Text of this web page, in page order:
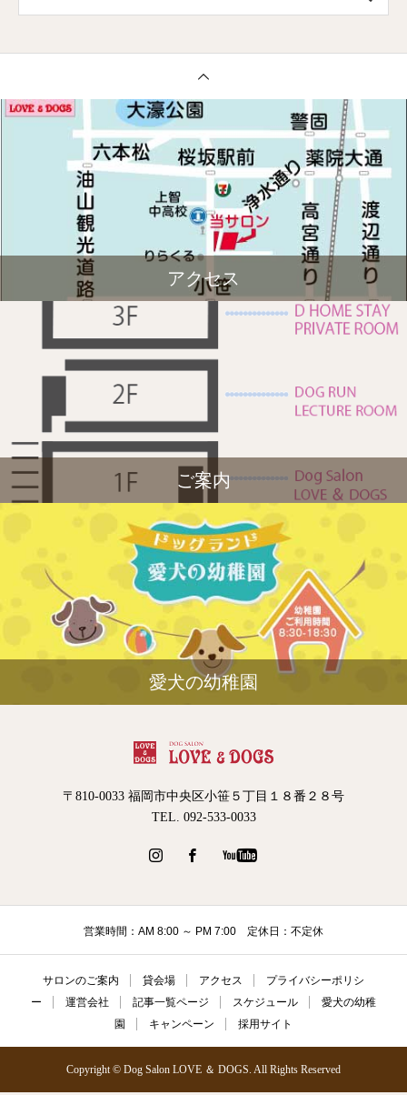
アクセス
ご案内
愛犬の幼稚園
〒810-0033 福岡市中央区小笹５丁目１８番２８号
TEL. 092-533-0033
営業時間：AM 8:00 ～ PM 7:00 定休日：不定休
サロンのご案内 貸会場 アクセス
プライバシーポリシ
ー
運営会社 記事一覧ページ スケジュール
愛犬の幼稚
園
キャンペーン 採用サイト
Copyright © Dog Salon LOVE ＆ DOGS. All Rights Reserved